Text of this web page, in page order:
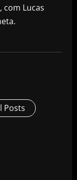
com Lucas
Posts